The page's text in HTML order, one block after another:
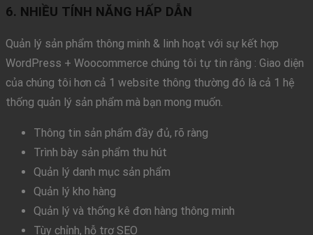
6. NHIỀU TÍNH NĂNG HẤP DẪN
Quản lý sản phẩm thông minh & linh hoạt với sự kết hợp
WordPress + Woocommerce chúng tôi tự tin rằng : Giao diện
của chúng tôi hơn cả 1 website thông thường đó là cả 1 hệ
thống quản lý sản phẩm mà bạn mong muốn.
Thông tin sản phẩm đầy đủ, rõ ràng
Trình bày sản phẩm thu hút
Quản lý danh mục sản phẩm
Quản lý kho hàng
Quản lý và thống kê đơn hàng thông minh
Tùy chỉnh, hỗ trợ SEO